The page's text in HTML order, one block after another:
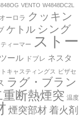
VENTO W4848DC2L
オーロラ クッキン
ケトル シング
ィーマー
ストー
ツール ドブレ ネスタ
キャスティングス ピザセ
ラグ・ブラン
重断熱煙突 温度
煙突部材着火剤